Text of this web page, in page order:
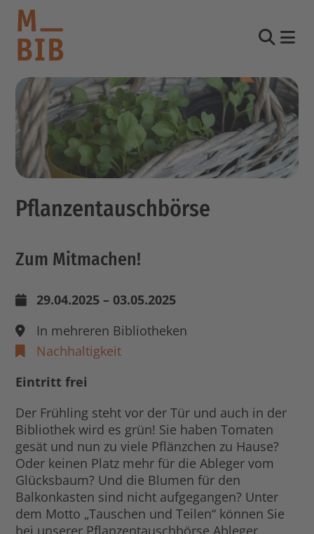
Pflanzentauschbörse
Zum Mitmachen!
29.04.2025 – 03.05.2025
In mehreren Bibliotheken
Nachhaltigkeit
Eintritt frei
Der Frühling steht vor der Tür und auch in der
Bibliothek wird es grün! Sie haben Tomaten
gesät und nun zu viele Pflänzchen zu Hause?
Oder keinen Platz mehr für die Ableger vom
Glücksbaum? Und die Blumen für den
Balkonkasten sind nicht aufgegangen? Unter
dem Motto „Tauschen und Teilen“ können Sie
bei unserer Pflanzentauschbörse Ableger,
informieren
entdecken
mitmachen
Login Konto
other languages